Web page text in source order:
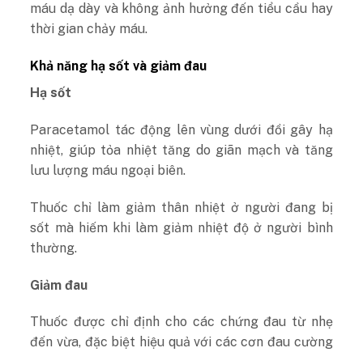
máu dạ dày và không ảnh hưởng đến tiểu cầu hay
thời gian chảy máu.
Khả năng hạ sốt và giảm đau
Hạ sốt
Paracetamol tác động lên vùng dưới đồi gây hạ
nhiệt, giúp tỏa nhiệt tăng do giãn mạch và tăng
lưu lượng máu ngoại biên.
Thuốc chỉ làm giảm thân nhiệt ở người đang bị
sốt mà hiếm khi làm giảm nhiệt độ ở người bình
thường.
Giảm đau
Thuốc được chỉ định cho các chứng đau từ nhẹ
đến vừa, đặc biệt hiệu quả với các cơn đau cường